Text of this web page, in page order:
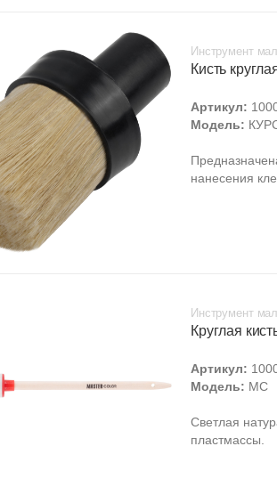
Инструмент
Кисть
Артикул:
Модель:
нанесения
Инструмент
Круглая
Артикул:
Модель: MC
Светлая
пластмассы.